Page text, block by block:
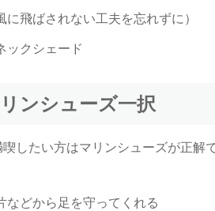
飛ばされない工夫を忘れずに）
ックシェード
リンシューズ一択
したい方はマリンシューズが正解で
などから足を守ってくれる